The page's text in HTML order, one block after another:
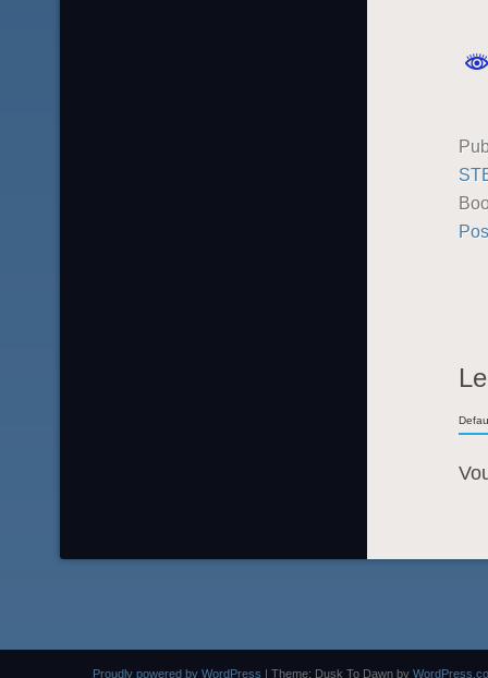
Proudly powered by WordPress | Theme: Dusk To Dawn by